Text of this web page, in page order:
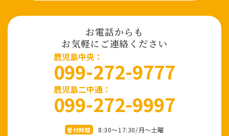
お電話からも
お気軽にご連絡ください
⿅児島中央：
099-272-9777
鹿児島二中通：
099-272-9997
受付時間
8:30～17:30/⽉〜⼟曜